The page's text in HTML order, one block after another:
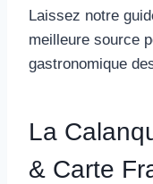
Laissez notre
meilleure source
gastronomique
La
& Carte